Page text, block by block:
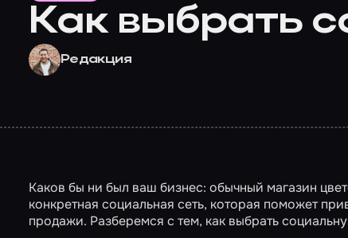
Как выбрать
Редакция
Каков бы ни был ваш бизнес: обычный магазин
конкретная социальная сеть, которая поможет
продажи. Разберемся с тем, как выбрать